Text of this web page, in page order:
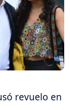
revuelo en